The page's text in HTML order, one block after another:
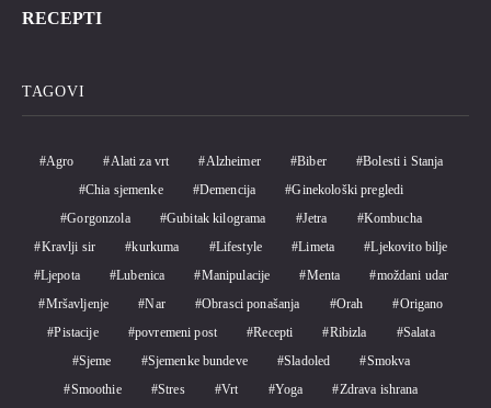
RECEPTI
TAGOVI
Agro Alati za vrt Alzheimer Biber
Bolesti i Stanja
Chia sjemenke
Demencija
Ginekološki pregledi
Gorgonzola
Gubitak kilograma Jetra
Kombucha
Kravlji sir
kurkuma Lifestyle Limeta
Ljekovito bilje
Ljepota
Lubenica Manipulacije Menta
moždani udar
Mršavljenje
Nar Obrasci ponašanja Orah
Origano
Pistacije
povremeni post Recepti Ribizla
Salata
Sjeme
Sjemenke bundeve Sladoled
Smokva
Smoothie
Stres Vrt Yoga
Zdrava ishrana